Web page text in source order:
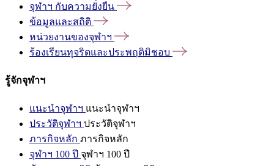
จุฬาฯ กับความยั่งยืน
ข้อมูลและสถิติ
หน่วยงานของจุฬาฯ
ร้องเรียนทุจริตและประพฤติมิชอบ
รู้จักจุฬาฯ
แนะนำจุฬาฯ แนะนำจุฬาฯ
ประวัติจุฬาฯ ประวัติจุฬาฯ
ภารกิจหลัก ภารกิจหลัก
จุฬาฯ 100 ปี จุฬาฯ 100 ปี